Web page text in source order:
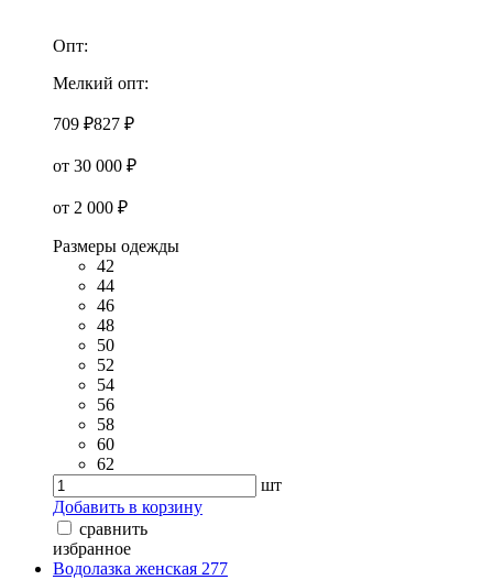
Опт:
Мелкий опт:
709 ₽827 ₽
от 30 000 ₽
от 2 000 ₽
Размеры одежды
42
44
46
48
50
52
54
56
58
60
62
шт
Добавить в корзину
сравнить
избранное
Водолазка женская 277